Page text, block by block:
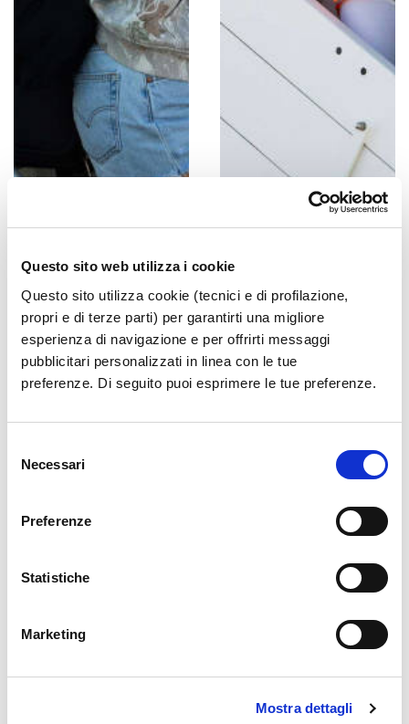
Questo sito web utilizza i cookie
Questo sito utilizza cookie (tecnici e di profilazione,
propri e di terze parti) per garantirti una migliore
esperienza di navigazione e per offrirti messaggi
pubblicitari personalizzati in linea con le tue
preferenze. Di seguito puoi esprimere le tue preferenze.
delNecessari
Preferenze
Statistiche
Marketing
Mostra dettagli